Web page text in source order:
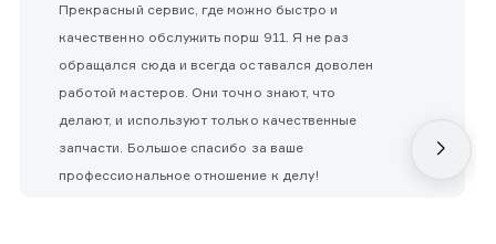
Прекрасный сервис, где можно быстро и
качественно обслужить порш 911. Я не раз
обращался сюда и всегда оставался доволен
работой мастеров. Они точно знают, что
делают, и используют только качественные
запчасти. Большое спасибо за ваше
профессиональное отношение к делу!